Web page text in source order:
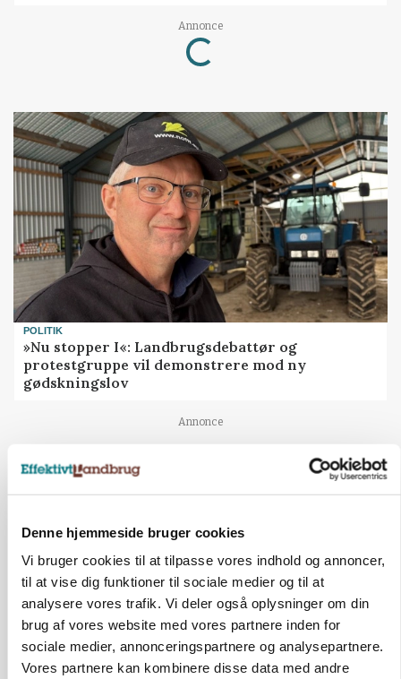
Denne hjemmeside bruger cookies
Vi bruger cookies til at tilpasse vores indhold og annoncer,
til at vise dig funktioner til sociale medier og til at
analysere vores trafik. Vi deler også oplysninger om din
brug af vores website med vores partnere inden for
sociale medier, annonceringspartnere og analysepartnere.
Vores partnere kan kombinere disse data med andre
Annonce
Loading...
POLITIK
»Nu stopper I«: Landbrugsdebattør og
protestgruppe vil demonstrere mod ny
gødskningslov
Annonce
KVÆG